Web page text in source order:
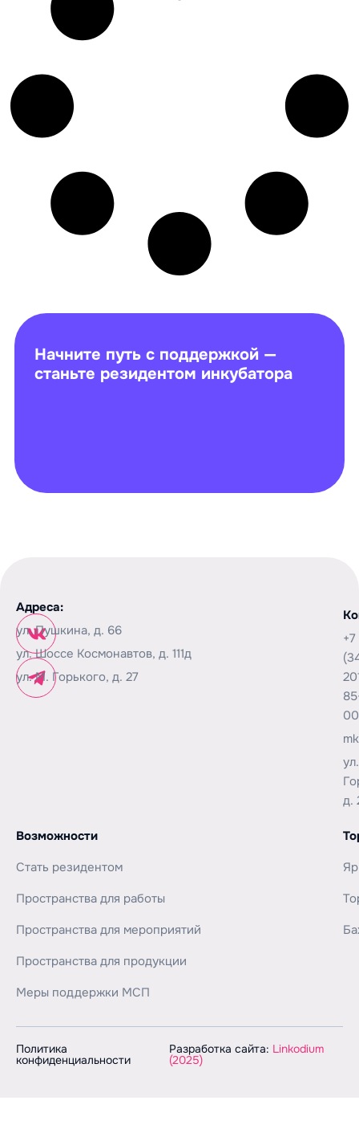
Начните путь с поддержкой —
станьте резидентом инкубатора
Адреса:
ул. Пушкина, д. 66
ул. Шоссе Космонавтов, д. 111д
ул. М. Горького, д. 27
+7
00
д.
Возможности
Стать резидентом
Пространства для работы
Пространства для мероприятий
Пространства для продукции
Меры поддержки МСП
Политика
конфиденциальности
Разработка сайта: Linkodium
(2025)